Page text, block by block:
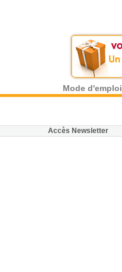
Mode d'emploi
Accès Newsletter